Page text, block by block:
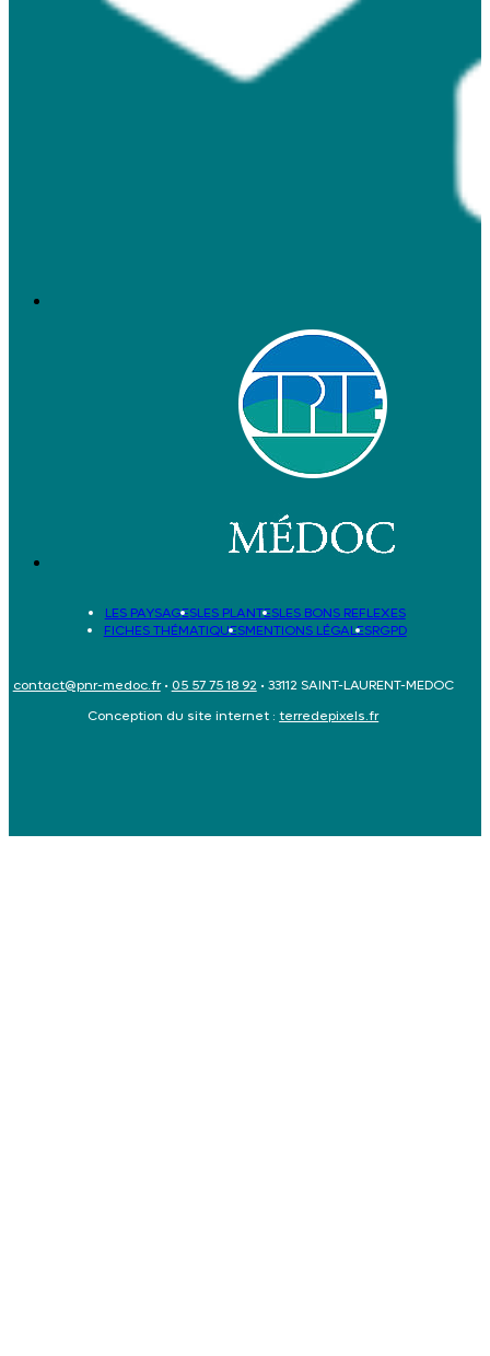
LES PAYSAGESLES PLANTESLES BONS REFLEXES
FICHES THÉMATIQUESMENTIONS LÉGALESRGPD
contact@pnr-medoc.fr• 05 57 75 18 92• 33112 SAINT-LAURENT-MEDOC
Conception du site internet :terredepixels.fr